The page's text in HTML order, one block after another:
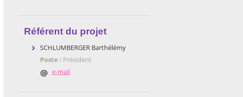
Référent du projet
SCHLUMBERGER Barthélémy
Poste : Président
e-mail